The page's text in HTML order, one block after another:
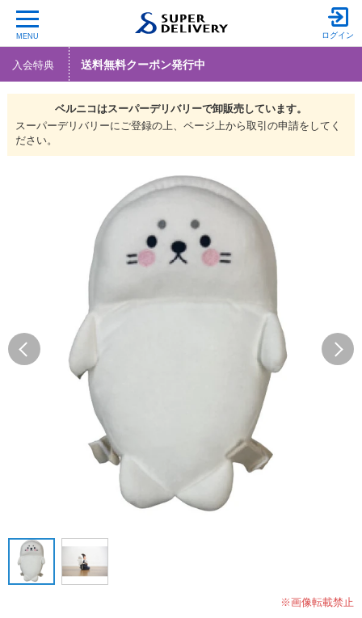
MENU ログイン
入会特典 送料無料クーポン発行中
ベルニコはスーパーデリバリーで卸販売しています。
スーパーデリバリーにご登録の上、ページ上から取引の申請をしてく
ださい。
※画像転載禁止